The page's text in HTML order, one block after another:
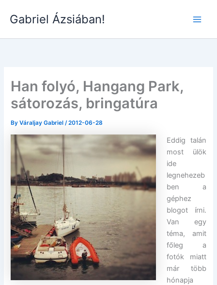
Gabriel Ázsiában!
Han folyó, Hangang Park,
sátorozás, bringatúra
ByVáraljay Gabriel/2012-06-28
Eddig talán
most ülök
ide
legnehezeb
ben a
géphez
blogot írni.
Van egy
téma, amit
főleg a
fotók miatt
már több
hónapja